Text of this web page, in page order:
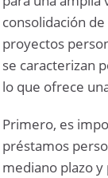
consolidación
proyectos
se caracterizan
lo que ofrece
Primero, es
préstamos
mediano plazo